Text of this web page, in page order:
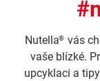
Nutella® vás
vaše blízké.
upcyklaci a